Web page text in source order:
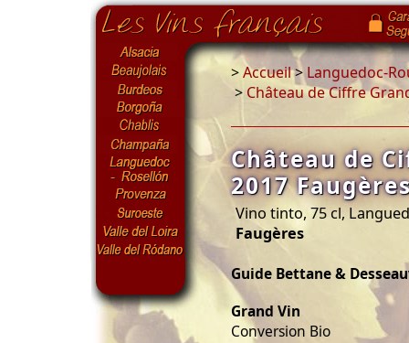
>Accueil>Languedoc-
> Château de Ciffre
Château de
2017
Vino tinto, 75 cl,
Faugères
Guide Bettane &
Grand Vin
Conversion Bio